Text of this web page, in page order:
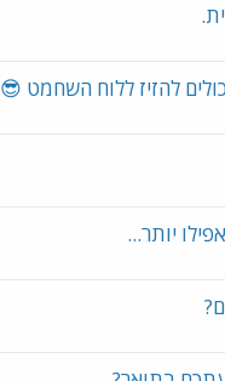
להזיז ללוח השחמט 😎
יותר...